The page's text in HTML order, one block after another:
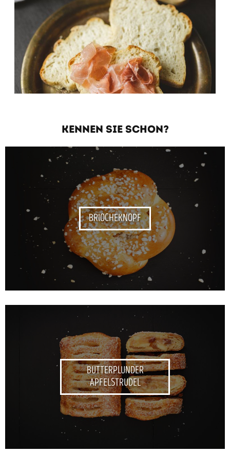
KENNEN SIE SCHON?
BRIOCHEKNOPF
BUTTERPLUNDER
APFELSTRUDEL